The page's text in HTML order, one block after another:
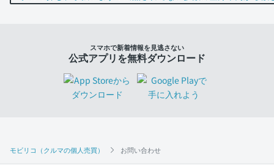
モビリコ（クルマの個人売買） お問い合わせ
スマホで新着情報を見逃さない
公式アプリを無料ダウンロード